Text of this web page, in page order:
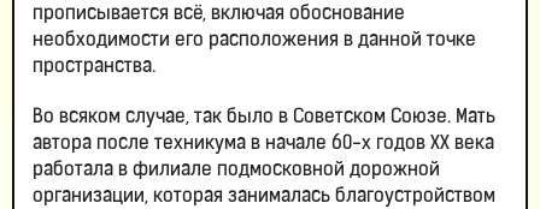
прописывается всё, включая обоснование
необходимости его расположения в данной точке
пространства.
Во всяком случае, так было в Советском Союзе. Мать
автора после техникума в начале 60-х годов ХХ века
работала в филиале подмосковной дорожной
организации, которая занималась благоустройством